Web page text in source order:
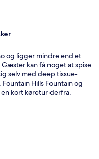
og ligger mindre end et
kan få noget at spise
selv med deep tissue-
Hills Fountain og
kort køretur derfra.